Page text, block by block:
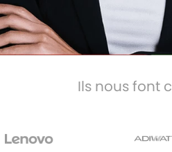
Ils nous font